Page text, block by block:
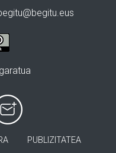
PUBLIZITATEA